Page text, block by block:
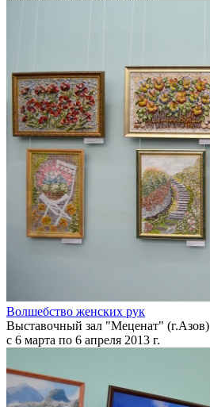
Волшебство женских рук
Выставочный зал "Меценат" (г.Азов)
с 6 марта по 6 апреля 2013 г.